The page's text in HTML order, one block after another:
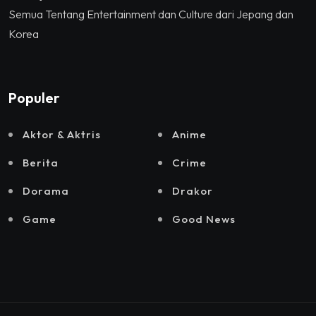
Semua Tentang Entertainment dan Culture dari Jepang dan
Korea
Populer
Aktor & Aktris Anime
Berita Crime
Dorama Drakor
Game Good News